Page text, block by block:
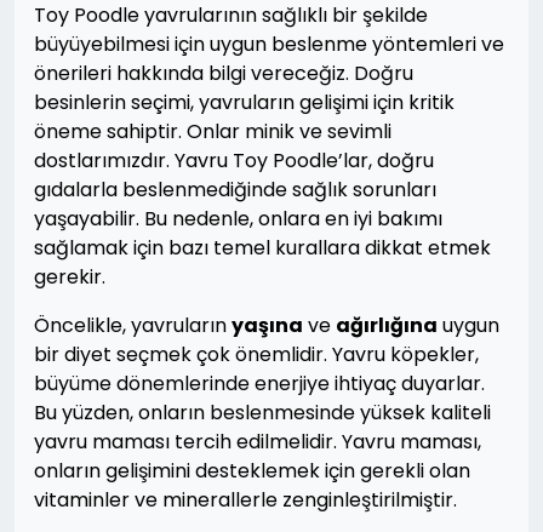
Toy Poodle yavrularının sağlıklı bir şekilde
büyüyebilmesi için uygun beslenme yöntemleri ve
önerileri hakkında bilgi vereceğiz. Doğru
besinlerin seçimi, yavruların gelişimi için kritik
öneme sahiptir. Onlar minik ve sevimli
dostlarımızdır. Yavru Toy Poodle’lar, doğru
gıdalarla beslenmediğinde sağlık sorunları
yaşayabilir. Bu nedenle, onlara en iyi bakımı
sağlamak için bazı temel kurallara dikkat etmek
gerekir.
Öncelikle, yavrularınyaşına ve ağırlığına uygun
bir diyet seçmek çok önemlidir. Yavru köpekler,
büyüme dönemlerinde enerjiye ihtiyaç duyarlar.
Bu yüzden, onların beslenmesinde yüksek kaliteli
yavru maması tercih edilmelidir. Yavru maması,
onların gelişimini desteklemek için gerekli olan
vitaminler ve minerallerle zenginleştirilmiştir.